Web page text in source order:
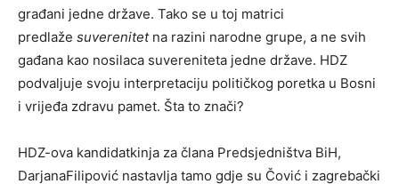
građani jedne države. Tako se u toj matrici
predlaže suverenitetna razini narodne grupe, a ne svih
gađana kao nosilaca suvereniteta jedne države. HDZ
podvaljuje svoju interpretaciju političkog poretka u Bosni
i vrijeđa zdravu pamet. Šta to znači?
HDZ-ova kandidatkinja za člana Predsjedništva BiH,
DarjanaFilipović nastavlja tamo gdje su Čović i zagrebački